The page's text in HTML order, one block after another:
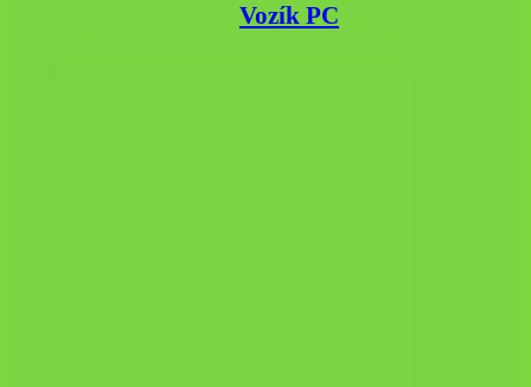
Vozík PC